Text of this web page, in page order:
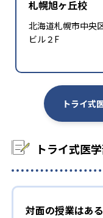
岐阜大学 -
大阪大学 -
広島大学
香川大学 -
愛媛大学 -
長崎大学 -
札幌旭ヶ丘校
北海道札幌市中央
ビル２F
トライ式
トライ式医
対面の授業はあ